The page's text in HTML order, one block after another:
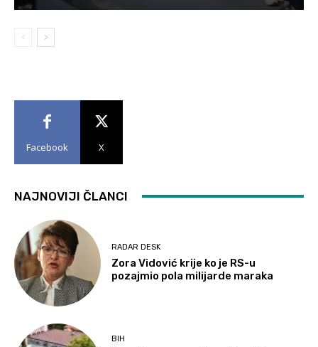
Facebook X
NAJNOVIJI ČLANCI
RADAR DESK
Zora Vidović krije ko je RS-u
pozajmio pola milijarde maraka
BIH